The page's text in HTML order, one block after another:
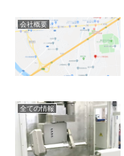
会社概要
全ての情報